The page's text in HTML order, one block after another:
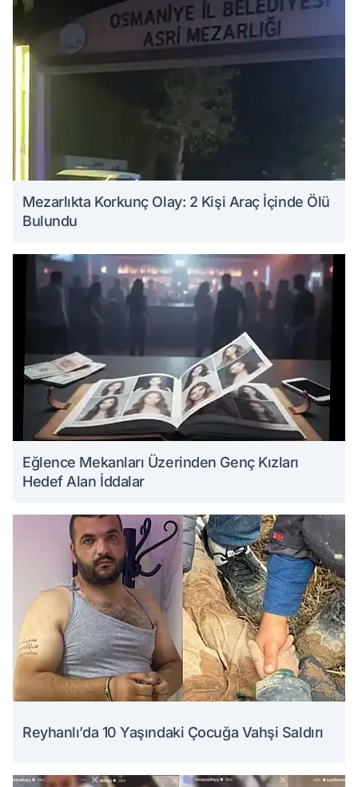
Mezarlıkta Korkunç Olay: 2 Kişi Araç İçinde Ölü
Bulundu
Eğlence Mekanları Üzerinden Genç Kızları
Hedef Alan İddalar
Reyhanlı’da 10 Yaşındaki Çocuğa Vahşi Saldırı